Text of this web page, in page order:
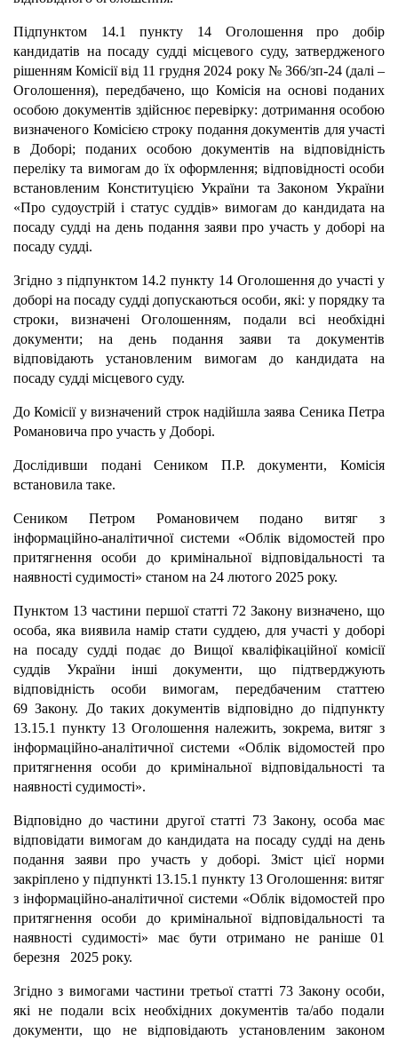
Підпунктом 14.1 пункту 14 Оголошення про добір
кандидатів на посаду судді місцевого суду, затвердженого
рішенням Комісії від 11 грудня 2024 року № 366/зп-24 (далі –
Оголошення), передбачено, що Комісія на основі поданих
особою документів здійснює перевірку: дотримання особою
визначеного Комісією строку подання документів для участі
в Доборі; поданих особою документів на відповідність
переліку та вимогам до їх оформлення; відповідності особи
встановленим Конституцією України та Законом України
«Про судоустрій і статус суддів» вимогам до кандидата на
посаду судді на день подання заяви про участь у доборі на
посаду судді.
Згідно з підпунктом 14.2 пункту 14 Оголошення до участі у
доборі на посаду судді допускаються особи, які: у порядку та
строки, визначені Оголошенням, подали всі необхідні
документи; на день подання заяви та документів
відповідають установленим вимогам до кандидата на
посаду судді місцевого суду.
До Комісії у визначений строк надійшла заява Сеника Петра
Романовича про участь у Доборі.
Дослідивши подані Сеником П.Р. документи, Комісія
встановила таке.
Сеником Петром Романовичем подано витяг з
інформаційно-аналітичної системи «Облік відомостей про
притягнення особи до кримінальної відповідальності та
наявності судимості» станом на 24 лютого 2025 року.
Пунктом 13 частини першої статті 72 Закону визначено, що
особа, яка виявила намір стати суддею, для участі у доборі
на посаду судді подає до Вищої кваліфікаційної комісії
суддів України інші документи, що підтверджують
відповідність особи вимогам, передбаченим статтею
69 Закону. До таких документів відповідно до підпункту
13.15.1 пункту 13 Оголошення належить, зокрема, витяг з
інформаційно-аналітичної системи «Облік відомостей про
притягнення особи до кримінальної відповідальності та
наявності судимості».
Відповідно до частини другої статті 73 Закону, особа має
відповідати вимогам до кандидата на посаду судді на день
подання заяви про участь у доборі. Зміст цієї норми
закріплено у підпункті 13.15.1 пункту 13 Оголошення: витяг
з інформаційно-аналітичної системи «Облік відомостей про
притягнення особи до кримінальної відповідальності та
наявності судимості» має бути отримано не раніше 01
березня 2025 року.
Згідно з вимогами частини третьої статті 73 Закону особи,
які не подали всіх необхідних документів та/або подали
документи, що не відповідають установленим законом